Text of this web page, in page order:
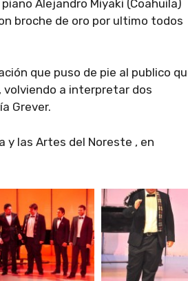
Alejandro Miyaki (Coahuila)
broche de oro por ultimo todos
que puso de pie al publico
a interpretar dos
Grever.
y las Artes del Noreste , en